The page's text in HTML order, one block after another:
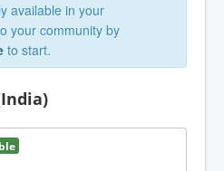
available in your
your community by
to start.